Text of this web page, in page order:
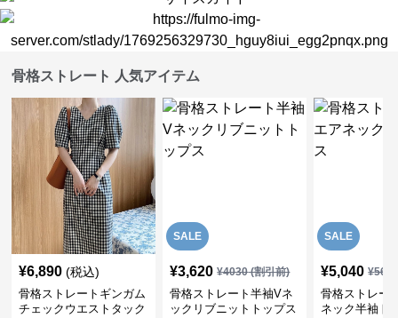
骨格ストレート 人気アイテム
¥6,890 (税込)
骨格ストレートギンガム
チェックウエストタック
SALE
¥3,620 ¥4030(割引前)
骨格ストレート半袖Vネ
ックリブニットトップス
SALE
¥5,040 ¥
骨格ストレー
ネック半袖ト